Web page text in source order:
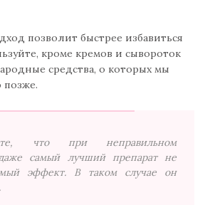
позволит быстрее избавиться
кроме кремов и сывороток
средства, о которых мы
позже.
что при неправильном
даже самый лучший препарат не
эффект. В таком случае он
.